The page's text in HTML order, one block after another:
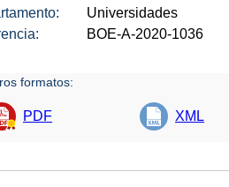
Universidades
BOE-A-2020-1036
formatos:
PDF XML